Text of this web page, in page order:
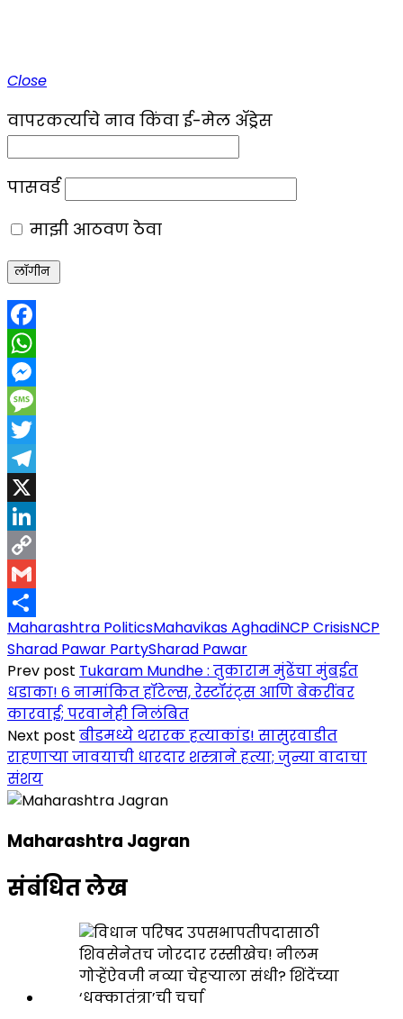
Close
वापरकर्त्याचे नाव किंवा ई-मेल ॲड्रेस
पासवर्ड
माझी आठवण ठेवा
Facebook
WhatsApp
Messenger
Message
Twitter
Telegram
X
LinkedIn
Copy
Link
Gmail
Share
Maharashtra PoliticsMahavikas AghadiNCP CrisisNCP
Sharad Pawar PartySharad Pawar
Prev post Tukaram Mundhe : तुकाराम मुंढेंचा मुंबईत
धडाका! ६ नामांकित हॉटेल्स, रेस्टॉरंट्स आणि बेकरींवर
कारवाई; परवानेही निलंबित
Next post बीडमध्ये थरारक हत्याकांड! सासुरवाडीत
राहणाऱ्या जावयाची धारदार शस्त्राने हत्या; जुन्या वादाचा
संशय
Maharashtra Jagran
संबंधित लेख